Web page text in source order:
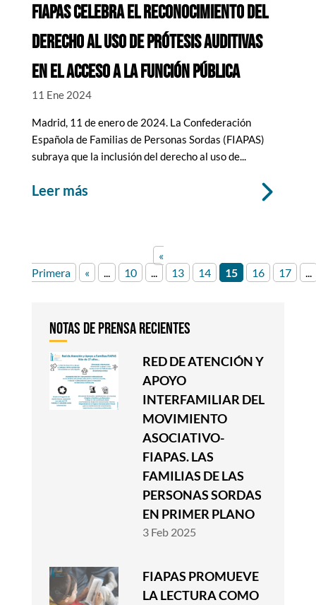
FIAPAS CELEBRA EL RECONOCIMIENTO DEL
DERECHO AL USO DE PRÓTESIS AUDITIVAS
EN EL ACCESO A LA FUNCIÓN PÚBLICA
11 Ene 2024
Madrid, 11 de enero de 2024. La Confederación
Española de Familias de Personas Sordas (FIAPAS)
subraya que la inclusión del derecho al uso de...
leer más
«
Primera
« ... 10 ... 13 14 15 16 17 ...
RED DE ATENCIÓN Y
APOYO
INTERFAMILIAR DEL
MOVIMIENTO
ASOCIATIVO-
FIAPAS. LAS
FAMILIAS DE LAS
PERSONAS SORDAS
EN PRIMER PLANO
3 Feb 2025
FIAPAS PROMUEVE
LA LECTURA COMO